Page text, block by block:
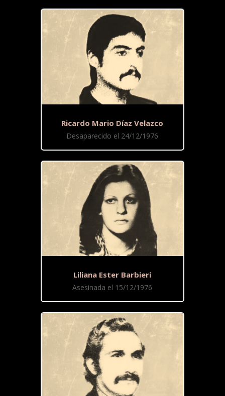
Ricardo Mario Díaz Velazco
Desaparecido el 24/12/1976
Liliana Ester Barbieri
Asesinada el 15/12/1976